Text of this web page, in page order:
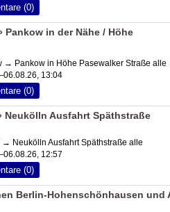
(0)
Pankow in der Nähe / Höhe
→ Pankow in Höhe Pasewalker Straße alle
13:04
(0)
Ausfahrt Späthstraße
Neukölln Ausfahrt Späthstraße alle
12:57
(0)
Berlin-Hohenschönhausen und